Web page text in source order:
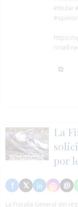
#titular
https://
rosell-
La
por
La Fiscalía General del